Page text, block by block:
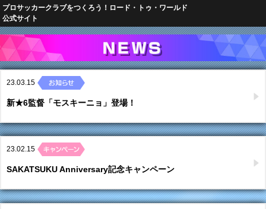
プロサッカークラブをつくろう！ロード・トゥ・ワールド
公式サイト
23.03.15
新★6監督「モスキーニョ」登場！
23.02.15
SAKATSUKU Anniversary記念キャンペーン